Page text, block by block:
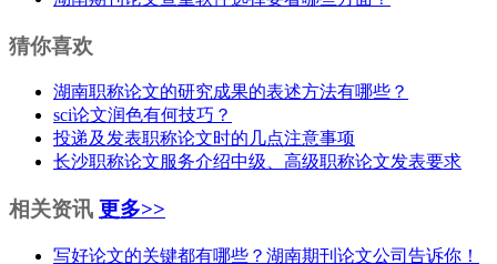
猜你喜欢
湖南职称论文的研究成果的表述方法有哪些？
sci论文润色有何技巧？
投递及发表职称论文时的几点注意事项
长沙职称论文服务介绍中级、高级职称论文发表要求
相关资讯 更多>>
写好论文的关键都有哪些？湖南期刊论文公司告诉你！